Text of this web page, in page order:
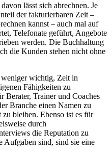
lässt sich abrechnen. Je
der fakturierbaren Zeit –
kannst – auch mal auf
Telefonate geführt, Angebote
werden. Die Buchhaltung
die Kunden stehen nicht ohne
wichtig, Zeit in
Fähigkeiten zu
Berater, Trainer und Coaches
Branche einen Namen zu
bleiben. Ebenso ist es für
durch
die Reputation zu
Aufgaben sind, sind sie eine